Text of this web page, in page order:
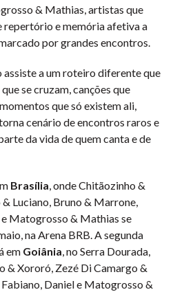
& Mathias, artistas que
repertório e memória afetiva a
por grandes encontros.
assiste a um roteiro diferente que
se cruzam, canções que
que só existem ali,
cenário de encontros raros e
da vida de quem canta e de
Brasília, onde Chitãozinho &
Luciano, Bruno & Marrone,
Matogrosso & Mathias se
na Arena BRB. A segunda
em Goiânia, no Serra Dourada,
& Xororó, Zezé Di Camargo &
Daniel e Matogrosso &